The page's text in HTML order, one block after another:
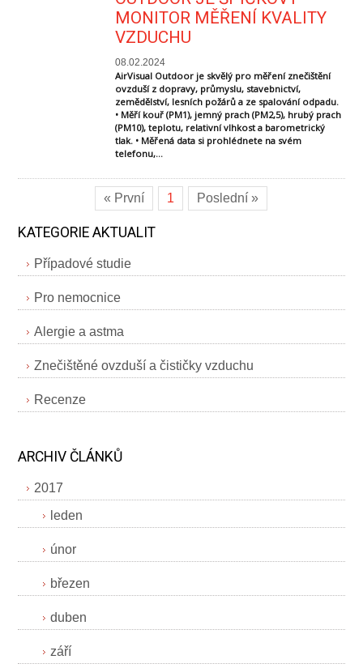
MONITOR MĚŘENÍ KVALITY
VZDUCHU
08.02.2024
AirVisual Outdoor je skvělý pro měření znečištění
ovzduší z dopravy, průmyslu, stavebnictví,
zemědělství, lesních požárů a ze spalování odpadu.
• Měří kouř (PM1), jemný prach (PM2,5), hrubý prach
(PM10), teplotu, relativní vlhkost a barometrický
tlak. • Měřená data si prohlédnete na svém
telefonu,...
« První 1 Poslední »
KATEGORIE AKTUALIT
Případové studie
Pro nemocnice
Alergie a astma
Znečištěné ovzduší a čističky vzduchu
Recenze
ARCHIV ČLÁNKŮ
2017
leden
únor
březen
duben
září